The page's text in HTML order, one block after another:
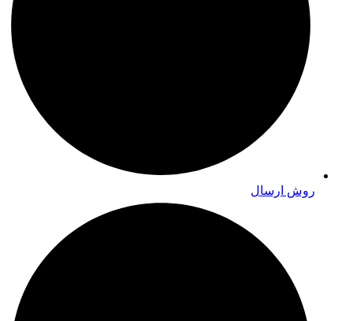
روش ارسال